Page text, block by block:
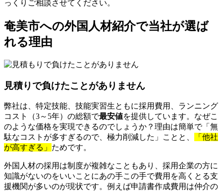
っくりご相談させてください。
奄美市への外国人材紹介で当社が選ば
れる理由
見積りで負けたことがありません
弊社は、特定技能、技能実習生ともに採用費用、ランニング
コスト（3～5年）の総額で最安値を提供しています。なぜこ
のような価格を実現できるのでしょうか？理由は簡単で「無
駄なコストが多すぎるので、極力削減した」ことと、
「他社
が高すぎる」 ためです。
外国人材の採用は制度が複雑なこともあり、採用企業の方に
知識がないのをいいことにあの手この手で費用を高くとる支
援機関が多いのが現状です。例えば申請書作成費用は仲介の